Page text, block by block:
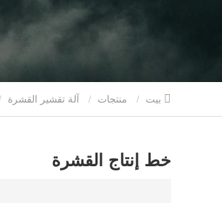
منتجات آلة تقشير القشرة
خط إنتاج القشرة